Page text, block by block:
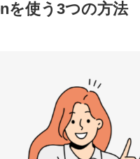
を使う3つの方法